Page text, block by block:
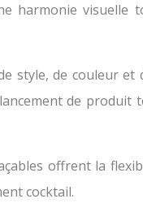
harmonie visuelle
style, de couleur et
de produit
offrent la
cocktail.